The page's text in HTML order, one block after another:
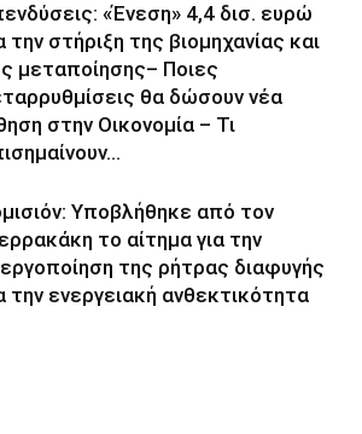
«Ένεση» 4,4 δισ. ευρώ
την στήριξη της βιομηχανίας και
μεταποίησης– Ποιες
θα δώσουν νέα
στην Οικονομία – Τι
Υποβλήθηκε από τον
το αίτημα για την
της ρήτρας διαφυγής
την ενεργειακή ανθεκτικότητα